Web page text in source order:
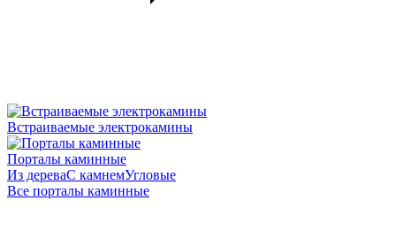
Встраиваемые электрокамины
Порталы каминные
Из дереваС камнемУгловые
Все порталы каминные